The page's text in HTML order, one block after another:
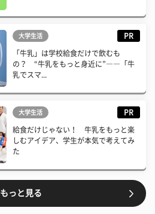
大学生活 PR
「牛乳」は学校給食だけで飲むも
の？ “牛乳をもっと身近に”――「牛
乳でスマ...
大学生活 PR
給食だけじゃない！ 牛乳をもっと楽
しむアイデア、学生が本気で考えてみ
た
もっと見る